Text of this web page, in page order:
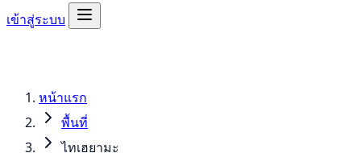
เข้าสู่ระบบ
หน้าแรก
พื้นที่
ไทเฮยามะ